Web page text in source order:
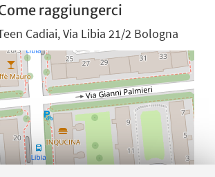
raggiungerci
Cadiai, Via Libia 21/2 Bologna